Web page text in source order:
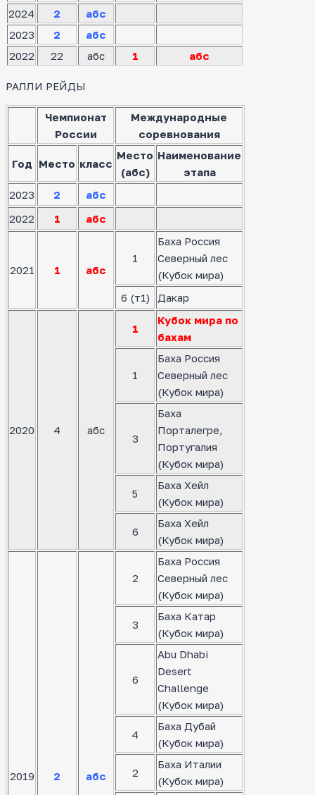
2024
2
абс
2023
2
абс
2022
22 абс 1 абс
РАЛЛИ РЕЙДЫ
Чемпионат
России
Международные
соревнования
Год Место класс
Место
(абс)
Наименование
этапа
2023
2
абс
2022
1 абс
2021 1 абс
1
Баха Россия
Северный лес
(Кубок мира)
6 (т1)
Дакар
2020 4 абс
1
Кубок мира по
бахам
1
Баха Россия
Северный лес
(Кубок мира)
3
Баха
Порталегре,
Португалия
(Кубок мира)
5
Баха Хейл
(Кубок мира)
6
Баха Хейл
(Кубок мира)
2019 2 абс
2
Баха Россия
Северный лес
(Кубок мира)
3
Баха Катар
(Кубок мира)
6
Abu Dhabi
Desert
Challenge
(Кубок мира)
4
Баха Дубай
(Кубок мира)
2
Баха Италии
(Кубок мира)